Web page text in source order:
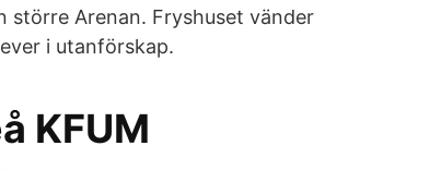
större Arenan. Fryshuset vänder
i utanförskap.
KFUM